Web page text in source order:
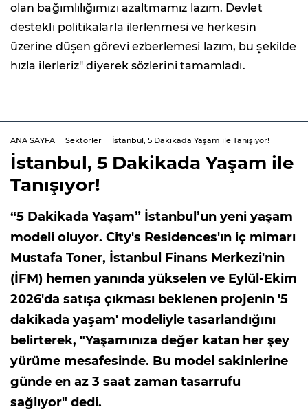
olan bağımlılığımızı azaltmamız lazım. Devlet
destekli politikalarla ilerlenmesi ve herkesin
üzerine düşen görevi ezberlemesi lazım, bu şekilde
hızla ilerleriz" diyerek sözlerini tamamladı.
ANA SAYFA Sektörler İstanbul, 5 Dakikada Yaşam ile Tanışıyor!
İstanbul, 5 Dakikada Yaşam ile
Tanışıyor!
“5 Dakikada Yaşam” İstanbul’un yeni yaşam
modeli oluyor. City's Residences'ın iç mimarı
Mustafa Toner, İstanbul Finans Merkezi'nin
(İFM) hemen yanında yükselen ve Eylül-Ekim
2026'da satışa çıkması beklenen projenin '5
dakikada yaşam' modeliyle tasarlandığını
belirterek, "Yaşamınıza değer katan her şey
yürüme mesafesinde. Bu model sakinlerine
günde en az 3 saat zaman tasarrufu
sağlıyor" dedi.